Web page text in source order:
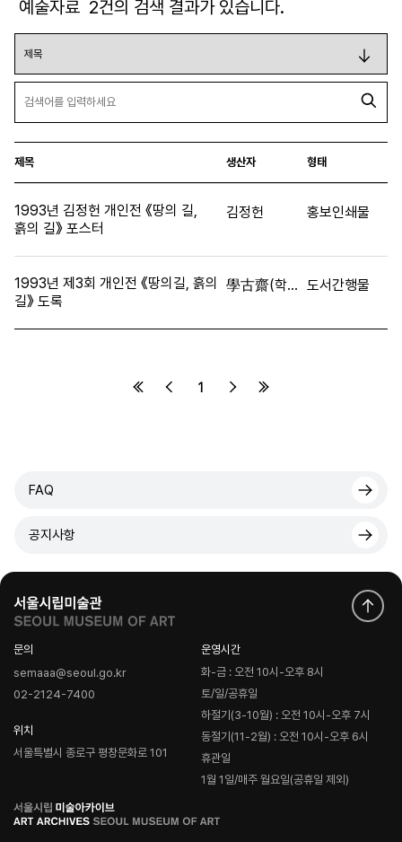
예술자료 2건의 검색 결과가 있습니다.
제목 생산자 형태
1993년 김정헌 개인전 《땅의 길,
흙의 길》 포스터
김정헌 홍보인쇄물
1993년 제3회 개인전 《땅의길, 흙의
길》 도록
學古齋(학고재) 도서간행물
1
FAQ
공지사항
문의
semaaa@seoul.go.kr
02-2124-7400
위치
서울특별시 종로구 평창문화로 101
운영시간
화-금 : 오전 10시-오후 8시
토/일/공휴일
하절기(3-10월) : 오전 10시-오후 7시
동절기(11-2월) : 오전 10시-오후 6시
휴관일
1월 1일/매주 월요일(공휴일 제외)
로
고